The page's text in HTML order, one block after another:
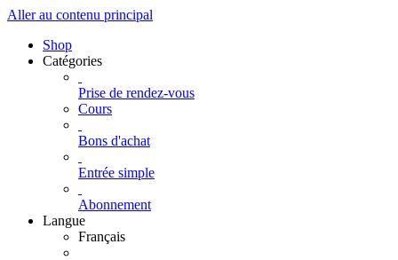
Aller au contenu principal
Shop
Catégories
Prise de rendez-vous
Cours
Bons d'achat
Entrée simple
Abonnement
Langue
Français